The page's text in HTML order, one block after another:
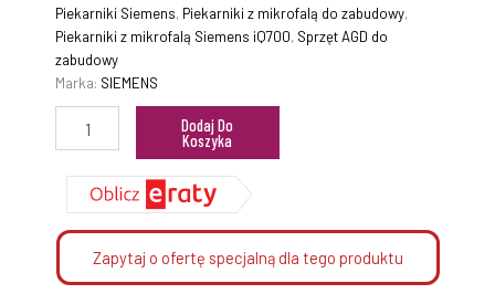
Piekarniki Siemens, Piekarniki z mikrofalą do zabudowy,
Piekarniki z mikrofalą Siemens iQ700, Sprzęt AGD do
zabudowy
Marka: SIEMENS
Dodaj Do
Koszyka
Zapytaj o ofertę specjalną dla tego produktu